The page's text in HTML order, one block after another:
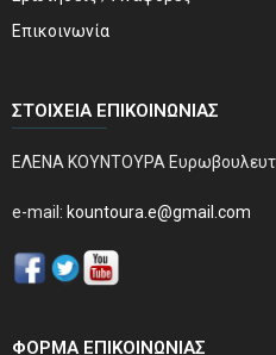
Επικοινωνία
ΣΤΟΙΧΕΊΑ ΕΠΙΚΟΙΝΩΝΊΑΣ
ΕΛΕΝΑ ΚΟΥΝΤΟΥΡΑ
e-mail: kountoura.e@gmail.com
ΦΌΡΜΑ ΕΠΙΚΟΙΝΩΝΊΑΣ